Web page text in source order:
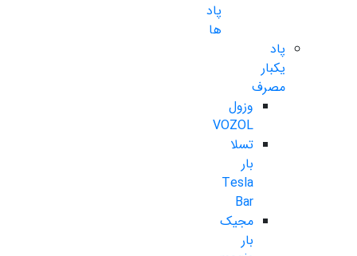
پاد
ها
پاد
یکبار
مصرف
وزول
VOZOL
تسلا
بار
Tesla
Bar
مجیک
بار